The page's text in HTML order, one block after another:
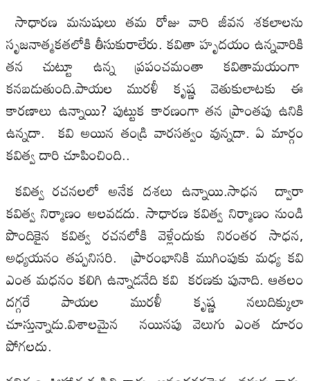
సాధారణ మనుషులు తమ రోజు వారి జీవన శకలాలను
సృజనాత్మకతలోకి తీసుకురాలేరు. కవితా హృదయం ఉన్నవారికి
తన చుట్టూ ఉన్న ప్రపంచమంతా కవితామయంగా
కనబడుతుంది.పాయల మురళీ కృష్ణ వెతుకులాటకు ఈ
కారణాలు ఉన్నాయి? పుట్టుక కారణంగా తన ప్రాంతపు ఉనికి
ఉన్నదా. కవి అయిన తండ్రి వారసత్వం వున్నదా. ఏ మార్గం
కవిత్వ దారి చూపించింది..
కవిత్వ రచనలలో అనేక దశలు ఉన్నాయి.సాధన ద్వారా
కవిత్వ నిర్మాణం అలవడదు. సాధారణ కవిత్వ నిర్మాణం నుండి
పొందికైన కవిత్వ రచనలోకి వెళ్లేందుకు నిరంతర సాధన,
అధ్యయనం తప్పనిసరి. ప్రారంభానికి ముగింపుకు మధ్య కవి
ఎంత మధనం కలిగి ఉన్నాడనేది కవి కరణకు పునాది. ఆతలం
దగ్గరే పాయల మురళీ కృష్ణ నలుదిక్కులా
చూస్తున్నాడు.విశాలమైన నయినపు వెలుగు ఎంత దూరం
పోగలదు.